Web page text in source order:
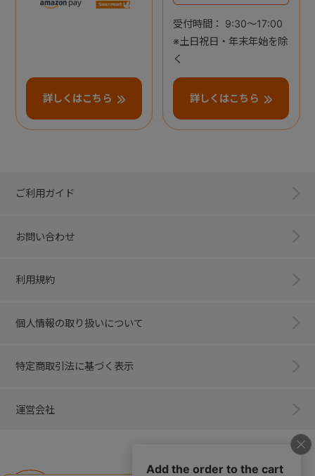
詳しくはこちら
受付時間： 9:30～17:00
※土日祝日・年末年始を除
く
詳しくはこちら
ご利用ガイド
お問い合わせ
利用規約
個人情報の取り扱いについて
特定商取引法に基づく表示
運営会社